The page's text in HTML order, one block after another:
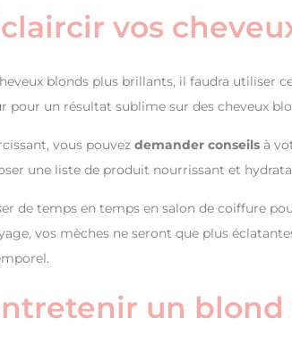
vos
blonds plus brillants, il faudra utiliser
pour un résultat sublime sur des cheveux
vous pouvez demander conseils à
une liste de produit nourrissant et
de temps en temps en salon de coiffure
vos mèches ne seront que plus
un blond